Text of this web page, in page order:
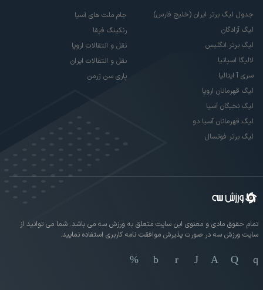
جدول لیگ برتر ایران (خلیج فارس)
لیگ آزادگان
لیگ برتر انگلیس
لالیگا اسپانیا
سری آ ایتالیا
لیگ قهرمانان اروپا
لیگ نخبگان آسیا
لیگ قهرمانان آسیا دو
لیگ برتر فوتسال
جام ملت های آسیا
رنکینگ فیفا
نقل و انتقالات اروپا
نقل و انتقالات ایران
پاری سن ژرمن
تمام حقوق مادی و معنوی این سایت متعلق به ورزش سه می باشد. شما می توانید از
سایت ورزش سه در صورت پذیرش موافقت نامه کاربری استفاده نمایید.